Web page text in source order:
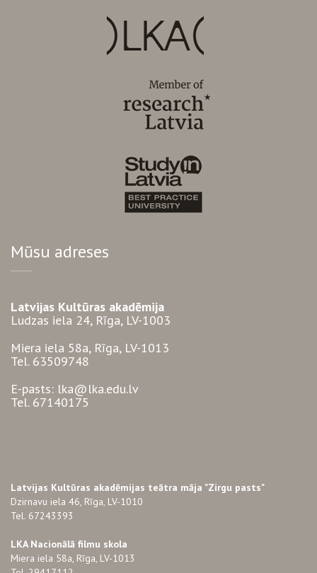
Mūsu adreses
Latvijas Kultūras akadēmija
Ludzas iela 24, Rīga, LV-1003
Miera iela 58a, Rīga, LV-1013
Tel. 63509748
E-pasts: lka@lka.edu.lv
Tel. 67140175
Latvijas Kultūras akadēmijas teātra māja "Zirgu pasts"
Dzirnavu iela 46, Rīga, LV-1010
Tel. 67243393
LKA Nacionālā filmu skola
Miera iela 58a, Rīga, LV-1013